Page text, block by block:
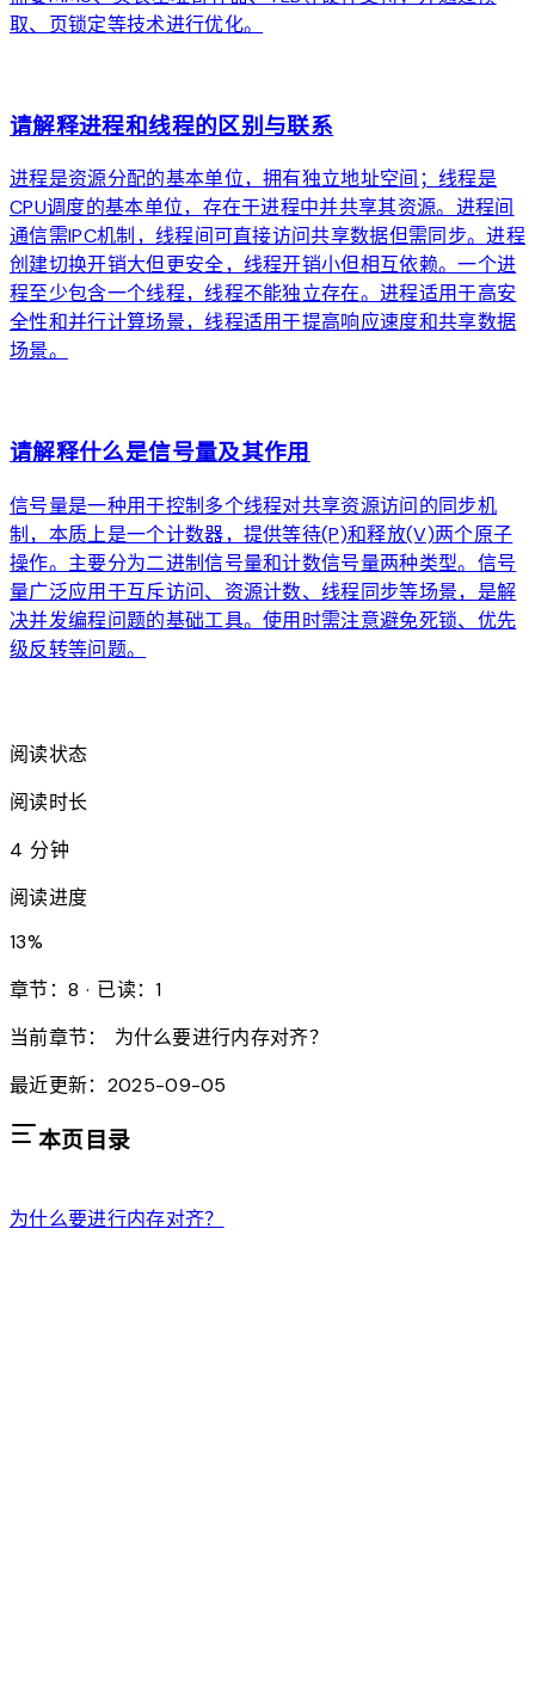
取、页锁定等技术进行优化。
请解释进程和线程的区别与联系
进程是资源分配的基本单位，拥有独立地址空间；线程是
CPU调度的基本单位，存在于进程中并共享其资源。进程间
通信需IPC机制，线程间可直接访问共享数据但需同步。进程
创建切换开销大但更安全，线程开销小但相互依赖。一个进
程至少包含一个线程，线程不能独立存在。进程适用于高安
全性和并行计算场景，线程适用于提高响应速度和共享数据
场景。
请解释什么是信号量及其作用
信号量是一种用于控制多个线程对共享资源访问的同步机
制，本质上是一个计数器，提供等待(P)和释放(V)两个原子
操作。主要分为二进制信号量和计数信号量两种类型。信号
量广泛应用于互斥访问、资源计数、线程同步等场景，是解
决并发编程问题的基础工具。使用时需注意避免死锁、优先
级反转等问题。
阅读状态
阅读时长
4 分钟
阅读进度
13%
章节：8 · 已读：1
当前章节：
为什么要进行内存对齐？
最近更新：2025-09-05
本页目录
为什么要进行内存对齐？